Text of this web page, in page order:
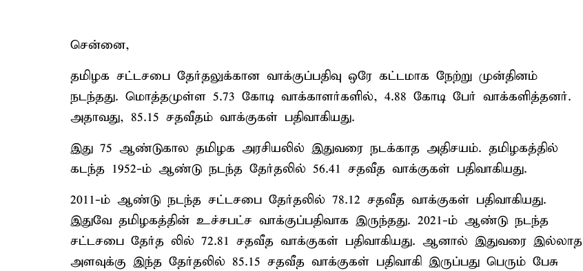
சென்னை,
தமிழக சட்டசபை தேர்தலுக்கான வாக்குப்பதிவு ஒரே கட்டமாக நேற்று முன்தினம்
நடந்தது. மொத்தமுள்ள 5.73 கோடி வாக்காளர்களில், 4.88 கோடி பேர் வாக்களித்தனர்.
அதாவது, 85.15 சதவீதம் வாக்குகள் பதிவாகியது.
இது 75 ஆண்டுகால தமிழக அரசியலில் இதுவரை நடக்காத அதிசயம். தமிழகத்தில்
கடந்த 1952-ம் ஆண்டு நடந்த தேர்தலில் 56.41 சதவீத வாக்குகள் பதிவாகியது.
2011-ம் ஆண்டு நடந்த சட்டசபை தேர்தலில் 78.12 சதவீத வாக்குகள் பதிவாகியது.
இதுவே தமிழகத்தின் உச்சபட்ச வாக்குப்பதிவாக இருந்தது. 2021-ம் ஆண்டு நடந்த
சட்டசபை தேர்த லில் 72.81 சதவீத வாக்குகள் பதிவாகியது. ஆனால் இதுவரை இல்லாத
அளவுக்கு இந்த தேர்தலில் 85.15 சதவீத வாக்குகள் பதிவாகி இருப்பது பெரும் பேசு